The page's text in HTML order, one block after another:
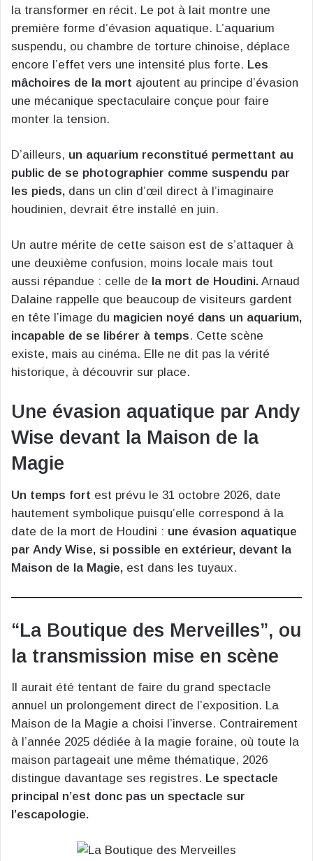
la transformer en récit. Le pot à lait montre une
première forme d’évasion aquatique. L’aquarium
suspendu, ou chambre de torture chinoise, déplace
encore l’effet vers une intensité plus forte. Les
mâchoires de la mort ajoutent au principe d’évasion
une mécanique spectaculaire conçue pour faire
monter la tension.
D’ailleurs, un aquarium reconstitué permettant au
public de se photographier comme suspendu par
les pieds, dans un clin d’œil direct à l’imaginaire
houdinien, devrait être installé en juin.
Un autre mérite de cette saison est de s’attaquer à
une deuxième confusion, moins locale mais tout
aussi répandue : celle de la mort de Houdini. Arnaud
Dalaine rappelle que beaucoup de visiteurs gardent
en tête l’image du magicien noyé dans un aquarium,
incapable de se libérer à temps. Cette scène
existe, mais au cinéma. Elle ne dit pas la vérité
historique, à découvrir sur place.
Une évasion aquatique par Andy
Wise devant la Maison de la
Magie
Un temps fort est prévu le 31 octobre 2026, date
hautement symbolique puisqu’elle correspond à la
date de la mort de Houdini : une évasion aquatique
par Andy Wise, si possible en extérieur, devant la
Maison de la Magie, est dans les tuyaux.
“La Boutique des Merveilles”, ou
la transmission mise en scène
Il aurait été tentant de faire du grand spectacle
annuel un prolongement direct de l’exposition. La
Maison de la Magie a choisi l’inverse. Contrairement
à l’année 2025 dédiée à la magie foraine, où toute la
maison partageait une même thématique, 2026
distingue davantage ses registres. Le spectacle
principal n’est donc pas un spectacle sur
l’escapologie.